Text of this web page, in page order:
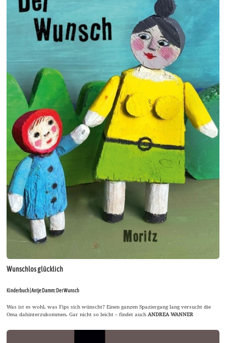
Wunschlos glücklich
Kinderbuch | Antje Damm: Der Wunsch
Was ist es wohl, was Fips sich wünscht? Einen ganzen Spaziergang lang versucht die
Oma dahinterzukommen. Gar nicht so leicht – findet auchANDREA WANNER